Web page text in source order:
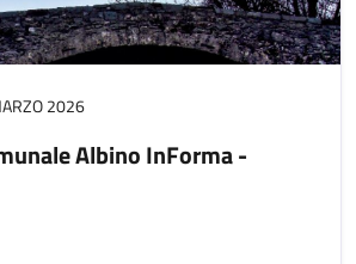
2026
Albino InForma -